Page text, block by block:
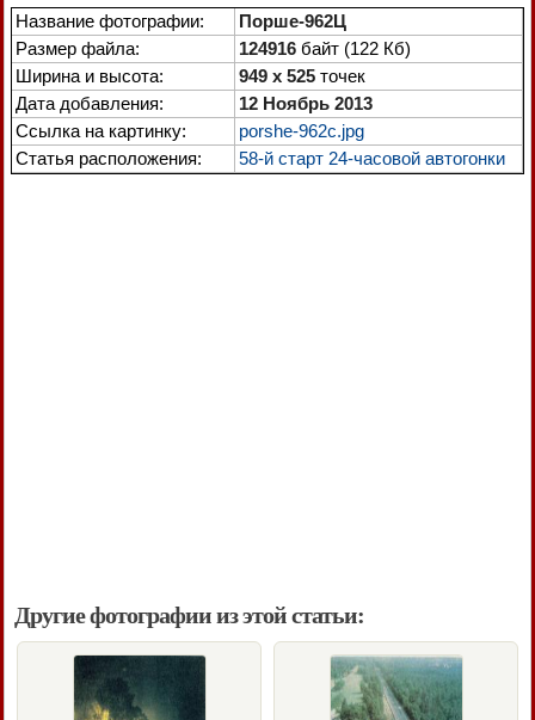
Название фотографии:
Порше-962Ц
Размер файла:
124916 байт (122 Кб)
Ширина и высота:
949 x 525 точек
Дата добавления:
12 Ноябрь 2013
Ссылка на картинку:
porshe-962c.jpg
Статья расположения:
58-й старт 24-часовой автогонки
Другие фотографии из этой статьи: